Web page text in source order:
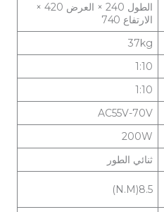
الطول 240 × العرض 420 ×
الارتفاع 740
37kg
AC55V-70V
200W
ثنائي الطور